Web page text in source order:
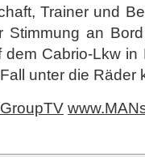
Trainer und
Stimmung an
Cabrio-Lkw
unter die Räder